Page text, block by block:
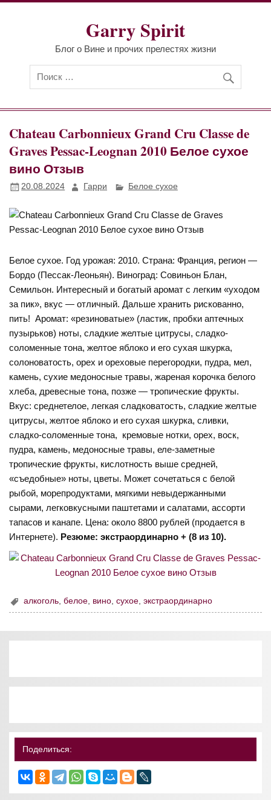
Перейти
Garry Spirit
Блог о Вине и прочих прелестях жизни
Chateau Carbonnieux Grand Cru Classe de
Graves Pessac-Leognan 2010 Белое сухое
вино Отзыв
20.08.2024 Гарри Белое сухое
Белое сухое. Год урожая: 2010. Страна: Франция, регион —
Бордо (Пессак-Леоньян). Виноград: Совиньон Блан,
Семильон. Интересный и богатый аромат с легким «уходом
за пик», вкус — отличный. Дальше хранить рискованно,
пить! Аромат: «резиноватые» (ластик, пробки аптечных
пузырьков) ноты, сладкие желтые цитрусы, сладко-
соломенные тона, желтое яблоко и его сухая шкурка,
солоноватость, орех и ореховые перегородки, пудра, мел,
камень, сухие медоносные травы, жареная корочка белого
хлеба, древесные тона, позже — тропические фрукты.
Вкус: среднетелое, легкая сладковатость, сладкие желтые
цитрусы, желтое яблоко и его сухая шкурка, сливки,
сладко-соломенные тона, кремовые нотки, орех, воск,
пудра, камень, медоносные травы, еле-заметные
тропические фрукты, кислотность выше средней,
«съедобные» ноты, цветы. Может сочетаться с белой
рыбой, морепродуктами, мягкими невыдержанными
сырами, легковкусными паштетами и салатами, ассорти
тапасов и канапе. Цена: около 8800 рублей (продается в
Интернете). Резюме: экстраординарно + (8 из 10).
алкоголь,белое, вино,сухое,экстраординарно
Поделиться: